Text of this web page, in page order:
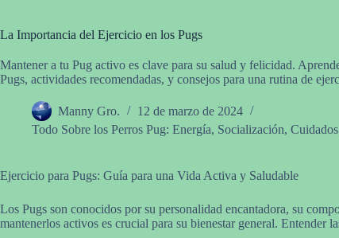
La Importancia del Ejercicio en los Pugs
Mantener a tu Pug activo es clave para su salud y felicidad.
Pugs, actividades recomendadas, y consejos para una rutina de
Manny Gro.
12 de marzo de 2024
Todo Sobre los Perros Pug: Energía, Socialización,
Ejercicio para Pugs: Guía para una Vida Activa y Saludable
Los Pugs son conocidos por su personalidad encantadora, su
mantenerlos activos es crucial para su bienestar general. Entender